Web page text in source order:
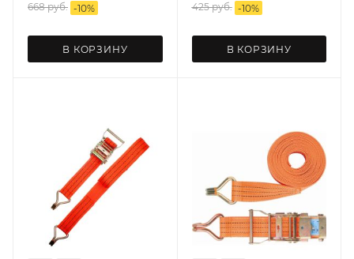
668руб. -10%
В КОРЗИНУ
425руб. -10%
В КОРЗИНУ